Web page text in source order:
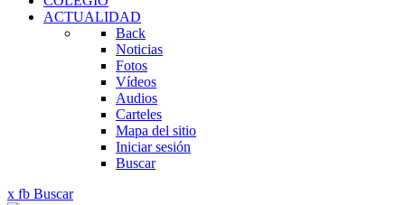
ACTUALIDAD
Back
Noticias
Fotos
Vídeos
Audios
Carteles
Mapa del sitio
Iniciar sesión
Buscar
x fb Buscar